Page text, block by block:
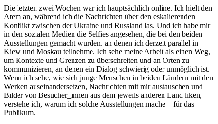
Die letzten zwei Wochen war ich hauptsächlich online. Ich hielt den
Atem an, während ich die Nachrichten über den eskalierenden
Konflikt zwischen der Ukraine und Russland las. Und ich habe mir
in den sozialen Medien die Selfies angesehen, die bei den beiden
Ausstellungen gemacht wurden, an denen ich derzeit parallel in
Kiew und Moskau teilnehme. Ich sehe meine Arbeit als einen Weg,
um Kontexte und Grenzen zu überschreiten und an Orten zu
kommunizieren, an denen ein Dialog schwierig oder unmöglich ist.
Wenn ich sehe, wie sich junge Menschen in beiden Ländern mit den
Werken auseinandersetzen, Nachrichten mit mir austauschen und
Bilder von Besucher_innen aus dem jeweils anderen Land liken,
verstehe ich, warum ich solche Ausstellungen mache – für das
Publikum.